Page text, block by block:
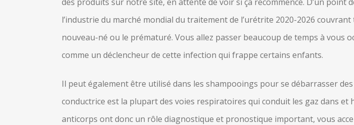
l’industrie du marché mondial du traitement de l’urétrite 2020-2026
nouveau-né ou le prématuré. Vous allez passer beaucoup de temps à vous
comme un déclencheur de cette infection qui frappe certains enfants.
Il peut également être utilisé dans les shampooings pour se débarrasser
conductrice est la plupart des voies respiratoires qui conduit les gaz dans et
anticorps ont donc un rôle diagnostique et pronostique important, vous